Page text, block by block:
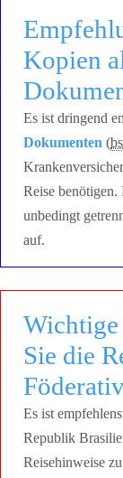
Kopien
Es ist dringend
Dokumenten (
Reise
unbedingt
auf.
Wichtige
Sie die
Es ist
Republik
Reisehinweise